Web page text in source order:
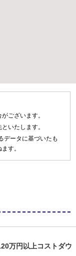
ございます。
いたします。
データに基づいたも
す。
万円以上コストダウ